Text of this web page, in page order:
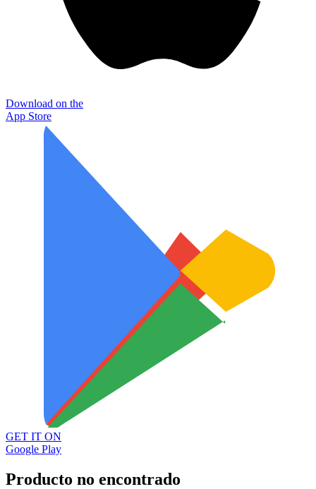
Download on the
App Store
GET IT ON
Google Play
Producto no encontrado